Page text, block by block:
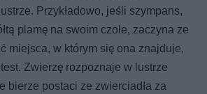
Przykładowo, jeśli szympans,
plamę na swoim czole, zaczyna ze
miejsca, w którym się ona znajduje,
Zwierzę rozpoznaje w lustrze
bierze postaci ze zwierciadła za